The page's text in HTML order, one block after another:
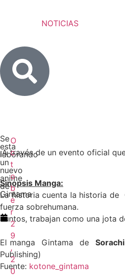
NOTICIAS
Se
esta
laborando
un
nuevo
anime
de
Gintama
O
c
t
o
b
e
r
2
9
,
2
0
¡A través de un evento oficial
Sinopsis Manga:
La historia cuenta la historia de
fuerza sobrehumana.
Juntos, trabajan como una jota
El manga
Gintama de
Publishing)
Fuente: kotone_gintama